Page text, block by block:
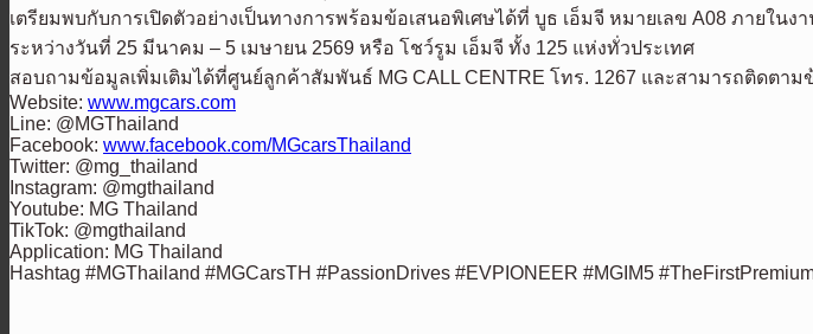
เตรียมพบกับการเปิดตัวอย่างเป็นทางการพร้อมข้อเสนอพิเศษได้ที่ บูธ เอ็มจี หมายเลข A08 ภายใ
ระหว่างวันที่ 25 มีนาคม – 5 เมษายน 2569 หรือ โชว์รูม เอ็มจี ทั้ง 125 แห่งทั่วประเทศ
สอบถามข้อมูลเพิ่มเติมได้ที่ศูนย์ลูกค้าสัมพันธ์ MG CALL CENTRE โทร. 1267 และสามารถติดตาม
Website: www.mgcars.com
Line: @MGThailand
Facebook: www.facebook.com/MGcarsThailand
Twitter: @mg_thailand
Instagram: @mgthailand
Youtube: MG Thailand
TikTok: @mgthailand
Application: MG Thailand
Hashtag #MGThailand #MGCarsTH #PassionDrives #EVPIONEER #MGIM5